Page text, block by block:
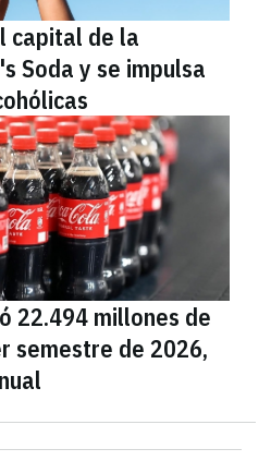
capital de la
Soda y se impulsa
22.494 millones de
semestre de 2026,